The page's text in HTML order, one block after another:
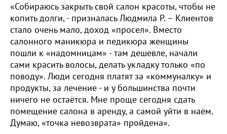
«Собираюсь закрыть свой салон красоты, чтобы не
копить долги, - призналась Людмила Р. – Клиентов
стало очень мало, доход «просел». Вместо
салонного маникюра и педикюра женщины
пошли к «надомницам» - там дешевле, начали
сами красить волосы, делать укладку только «по
поводу». Люди сегодня платят за «коммуналку» и
продукты, за лечение - и у большинства почти
ничего не остаётся. Мне проще сегодня сдать
помещение салона в аренду, а самой уйти в наём.
Думаю, «точка невозврата» пройдена».